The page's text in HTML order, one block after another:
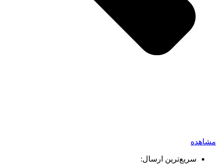
مشاهده
سریع‌ترین ارسال: